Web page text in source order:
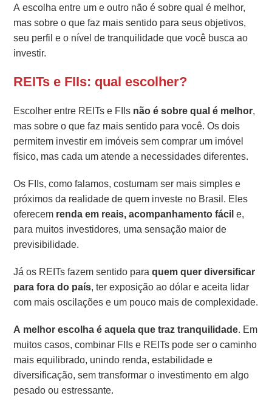
A escolha entre um e outro não é sobre qual é melhor,
mas sobre o que faz mais sentido para seus objetivos,
seu perfil e o nível de tranquilidade que você busca ao
investir.
REITs e FIIs: qual escolher?
Escolher entre REITs e FIIs não é sobre qual é melhor,
mas sobre o que faz mais sentido para você. Os dois
permitem investir em imóveis sem comprar um imóvel
físico, mas cada um atende a necessidades diferentes.
Os FIIs, como falamos, costumam ser mais simples e
próximos da realidade de quem investe no Brasil. Eles
oferecem renda em reais, acompanhamento fácile,
para muitos investidores, uma sensação maior de
previsibilidade.
Já os REITs fazem sentido paraquem quer diversificar
para fora do país, ter exposição ao dólar e aceita lidar
com mais oscilações e um pouco mais de complexidade.
A melhor escolha é aquela que traz tranquilidade. Em
muitos casos, combinar FIIs e REITs pode ser o caminho
mais equilibrado, unindo renda, estabilidade e
diversificação, sem transformar o investimento em algo
pesado ou estressante.